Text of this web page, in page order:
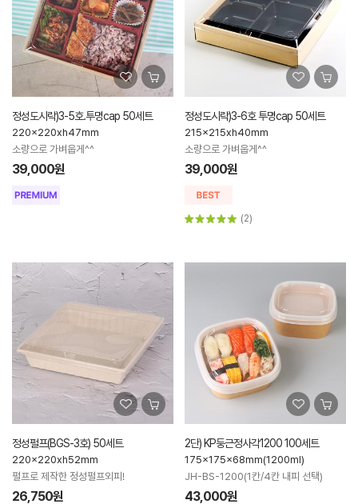
정성도시락)3-5호.투명cap 50세트
220x220xh47mm
소량으로 가벼웁게^^
39,000원
정성도시락)3-6호 투명cap 50세트
215x215xh40mm
소량으로 가벼웁게^^
39,000원
(2)
정성펄프(BGS-3호) 50세트
220x220xh52mm
펄프로 제작한 정성펄프외피!
26,750원
2단) KP둥근정사각1200 100세트
175x175x68mm(1200ml)
JH-BS-1200(1칸/4칸 내피 선택)
43,000원